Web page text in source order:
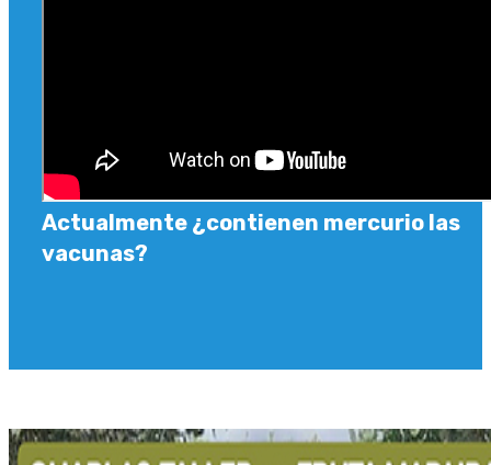
Actualmente ¿contienen mercurio las
vacunas?